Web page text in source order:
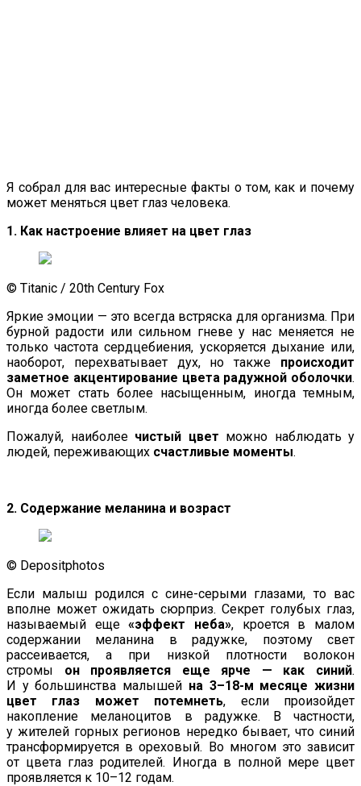
Я собрал для вас интересные факты о том, как и почему
может меняться цвет глаз человека.
1. Как настроение влияет на цвет глаз
© Titanic / 20th Century Fox
Яркие эмоции — это всегда встряска для организма. При
бурной радости или сильном гневе у нас меняется не
только частота сердцебиения, ускоряется дыхание или,
наоборот, перехватывает дух, но также происходит
заметное акцентирование цвета радужной оболочки.
Он может стать более насыщенным, иногда темным,
иногда более светлым.
Пожалуй, наиболее чистый цвет можно наблюдать у
людей, переживающих счастливые моменты.
2. Содержание меланина и возраст
© Depositphotos
Если малыш родился с сине-серыми глазами, то вас
вполне может ожидать сюрприз. Секрет голубых глаз,
называемый еще«эффект неба», кроется в малом
содержании меланина в радужке, поэтому свет
рассеивается, а при низкой плотности волокон
стромы он проявляется еще ярче — как синий.
И у большинства малышей на 3–18-м месяце жизни
цвет глаз может потемнеть, если произойдет
накопление меланоцитов в радужке. В частности,
у жителей горных регионов нередко бывает, что синий
трансформируется в ореховый. Во многом это зависит
от цвета глаз родителей. Иногда в полной мере цвет
проявляется к 10–12 годам.